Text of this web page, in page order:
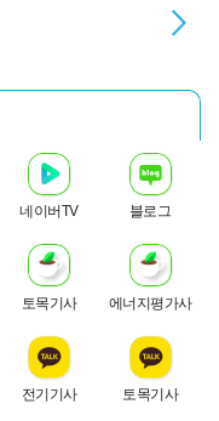
네이버TV 블로그
토목기사 에너지평가사
전기기사 토목기사